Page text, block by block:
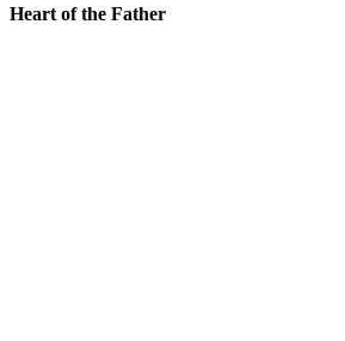
Heart of the Father